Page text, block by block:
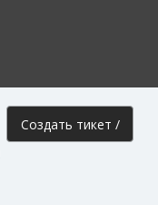
Создать тикет /